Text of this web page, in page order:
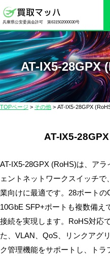
製
品
の
高
価
買
ら
取
マ
ッ
ハ】
料
無
料・
兵庫県公安委員会許可 第631502000030号
AT-IX5-28GPX
TOPページ > その他 > AT-IX5-28GPX
AT-IX5-
AT-IX5-28GPX (RoHS)は、ア
ェントネットワークスイッチ
業向けに最適です。28ポートの
10GbE SFP+ポートも複数備え
接続を実現します。RoHS対応
た、VLAN、QoS、リンクアグ
ク管理機能をサポートし、トラ